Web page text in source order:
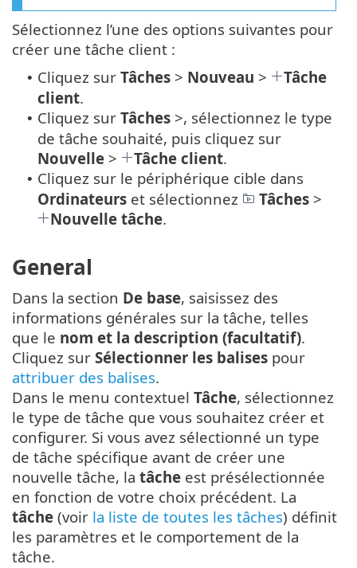
Sélectionnez l’une des options suivantes pour
créer une tâche client :
• Cliquez sur Tâches > Nouveau >
Tâche
client.
• Cliquez sur Tâches >, sélectionnez le type
de tâche souhaité, puis cliquez sur
Nouvelle > Tâche client.
• Cliquez sur le périphérique cible dans
Ordinateurs et sélectionnez Tâches >
Nouvelle tâche.
General
Dans la section De base, saisissez des
informations générales sur la tâche, telles
que le nom et la description (facultatif).
Cliquez sur Sélectionner les balises pour
attribuer des balises.
Dans le menu contextuel Tâche, sélectionnez
le type de tâche que vous souhaitez créer et
configurer. Si vous avez sélectionné un type
de tâche spécifique avant de créer une
nouvelle tâche, la tâche est présélectionnée
en fonction de votre choix précédent. La
tâche (voir la liste de toutes les tâches) définit
les paramètres et le comportement de la
tâche.